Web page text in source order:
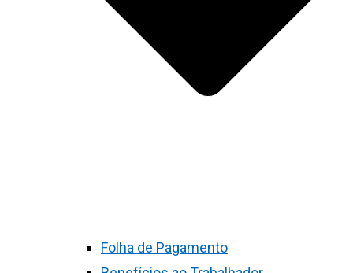
Folha de Pagamento